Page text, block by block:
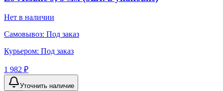
Нет в наличии
Самовывоз: Под заказ
Курьером: Под заказ
1 982 ₽
Уточнить наличие